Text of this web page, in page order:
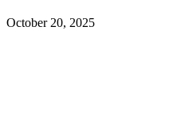
October 20, 2025